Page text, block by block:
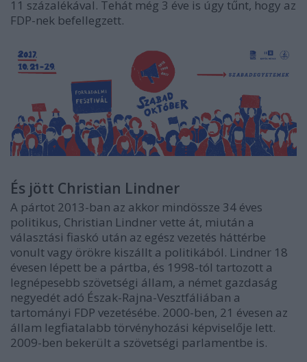
11 százalékával. Tehát még 3 éve is úgy tűnt, hogy az
FDP-nek befellegzett.
És jött Christian Lindner
A pártot 2013-ban az akkor mindössze 34 éves
politikus, Christian Lindner vette át, miután a
választási fiaskó után az egész vezetés háttérbe
vonult vagy örökre kiszállt a politikából. Lindner 18
évesen lépett be a pártba, és 1998-tól tartozott a
legnépesebb szövetségi állam, a német gazdaság
negyedét adó Észak-Rajna-Vesztfáliában a
tartományi FDP vezetésébe. 2000-ben, 21 évesen az
állam legfiatalabb törvényhozási képviselője lett.
2009-ben bekerült a szövetségi parlamentbe is.